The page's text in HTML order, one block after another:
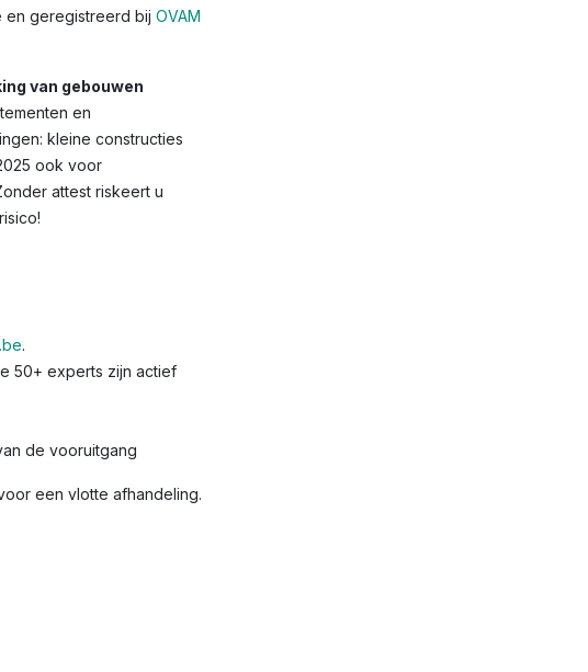
geregistreerd bij OVAM
van gebouwen
en
kleine constructies
ook voor
attest riskeert u
.
50+ experts zijn actief
de vooruitgang
een vlotte afhandeling.